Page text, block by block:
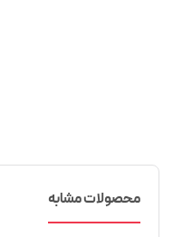
محصولات مشابه